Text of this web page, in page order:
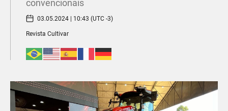
convencionais
03.05.2024 | 10:43 (UTC -3)
Revista Cultivar